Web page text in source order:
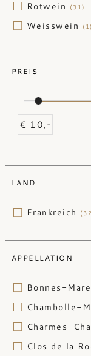
Rotwein (31)
Weisswein (1)
PREIS
-
LAND
Frankreich
APPELLATION
Bonnes-
Chambolle-
Charmes-
Clos de la